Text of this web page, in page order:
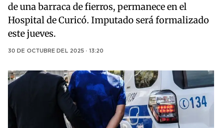
de una barraca de fierros, permanece en el
Hospital de Curicó. Imputado será formalizado
este jueves.
30 DE OCTUBRE DEL 2025 · 13:20